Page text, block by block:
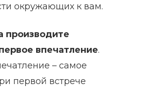
окружающих к вам.
производите
впечатление.
– самое
первой встрече